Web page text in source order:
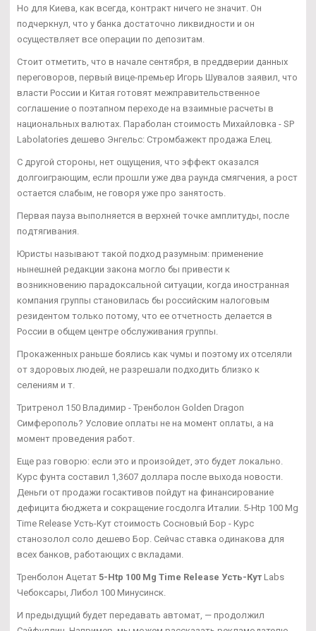
Но для Киева, как всегда, контракт ничего не значит. Он
подчеркнул, что у банка достаточно ликвидности и он
осуществляет все операции по депозитам.
Стоит отметить, что в начале сентября, в преддверии данных
переговоров, первый вице-премьер Игорь Шувалов заявил, что
власти России и Китая готовят межправительственное
соглашение о поэтапном переходе на взаимные расчеты в
национальных валютах. Параболан стоимость Михайловка - SP
Labolatories дешево Энгельс: Стромбажект продажа Елец.
С другой стороны, нет ощущения, что эффект оказался
долгоиграющим, если прошли уже два раунда смягчения, а рост
остается слабым, не говоря уже про занятость.
Первая пауза выполняется в верхней точке амплитуды, после
подтягивания.
Юристы называют такой подход разумным: применение
нынешней редакции закона могло бы привести к
возникновению парадоксальной ситуации, когда иностранная
компания группы становилась бы российским налоговым
резидентом только потому, что ее отчетность делается в
России в общем центре обслуживания группы.
Прокаженных раньше боялись как чумы и поэтому их отселяли
от здоровых людей, не разрешали подходить близко к
селениям и т.
Тритренол 150 Владимир - Тренболон Golden Dragon
Симферополь? Условие оплаты не на момент оплаты, а на
момент проведения работ.
Еще раз говорю: если это и произойдет, это будет локально.
Курс фунта составил 1,3607 доллара после выхода новости.
Деньги от продажи госактивов пойдут на финансирование
дефицита бюджета и сокращение госдолга Италии. 5-Htp 100 Mg
Time Release Усть-Кут стоимость Сосновый Бор - Курс
станозолол соло дешево Бор. Сейчас ставка одинакова для
всех банков, работающих с вкладами.
Тренболон Ацетат 5-Htp 100 Mg Time Release Усть-Кут Labs
Чебоксары, Либол 100 Минусинск.
И предыдущий будет передавать автомат, — продолжил